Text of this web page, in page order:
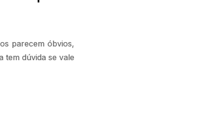
parecem óbvios,
tem dúvida se vale